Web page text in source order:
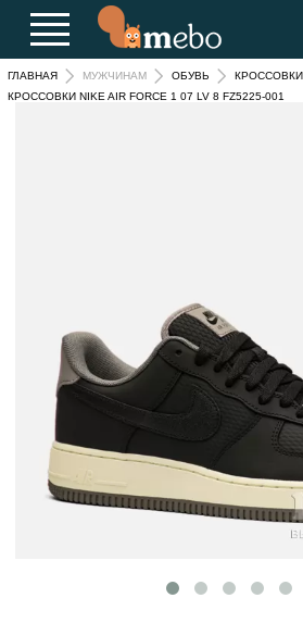
ГЛАВНАЯ МУЖЧИНАМ ОБУВЬ
КРОССОВКИ
КРОССОВКИ NIKE AIR FORCE 1 07 LV 8 FZ5225-001